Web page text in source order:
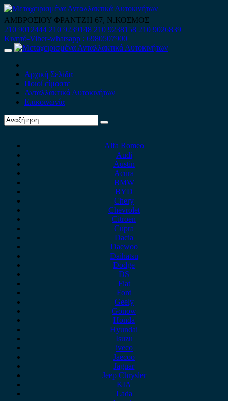
Skip
to
content
ΑΜΒΡΟΣΙΟΥ ΦΡΑΝΤΖΗ 67, Ν.ΚΟΣΜΟΣ
210 9012444 210 9239148 210 9238158 210 9026839
Κινητό-Viber-whatsapp : 6980507900
Primary
Αρχική Σελίδα
Ποιοί είμαστε
Ανταλλακτικά Αυτοκινήτων
Επικοινωνία
Alfa Romeo
Audi
Austin
Acura
BMW
BYD
Chery
Chevrolet
Citroen
Cupra
Dacia
Daewoo
Daihatsu
Dodge
DS
Fiat
Ford
Geely
Gonow
Honda
Hyundai
Isuzu
iveco
Jaecoo
Jaguar
Jeep Chrysler
KIA
Lada